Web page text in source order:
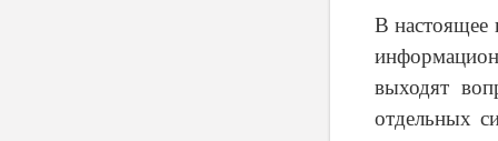
В настоящее
выходят
отдельных